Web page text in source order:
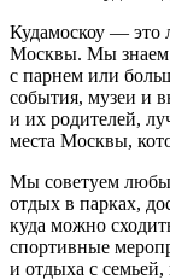
Кудамоскоу — это
Москвы. Мы знаем
с парнем или
события, музеи и
и их родителей,
места Москвы,
Мы советуем
отдых в парках,
куда можно
спортивные
и отдыха с семьей,